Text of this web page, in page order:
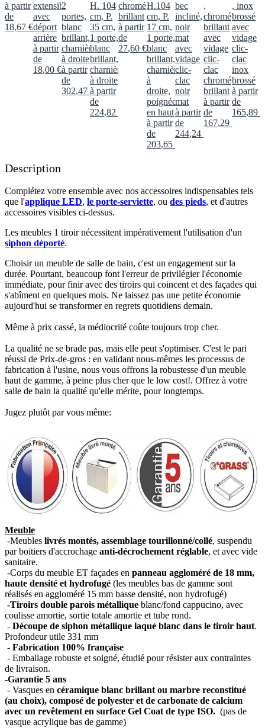
à partir
de
18,67 €
extensible
avec
déport
arrière
à partir
de
18,00 €
2
portes,
blanc
brillant,
charnières
à droite
à partir
de
302,47 €
H. 104
cm, P.
35 cm,
1 porte,
blanc
brillant,
charnières
à droite
à partir
de
224,82
chromé
brillant
à partir
de
27,60 €
H.104
cm, P.
17 cm,
1 porte,
blanc
brillant,
charnières
à
droite,
poignée
en haut
à partir
de
203,65
bec
incliné,
noir
mat
avec
vidage
clic-
clac
noir
mat
à partir
de
244,24
,
chromé
brillant
avec
vidage
clic-
clac
chromé
brillant
à partir
de
167,29
, inox
brossé
avec
vidage
clic-
clac
inox
brossé
à partir
de
165,89
Description
Complétez votre ensemble avec nos accessoires indispensables tels
que l'applique LED, le porte-serviette, ou des pieds, et d'autres
accessoires visibles ci-dessus.​
Les meubles 1 tiroir nécessitent impérativement l'utilisation d'un
siphon déporté.​
Choisir un meuble de salle de bain, c'est un engagement sur la
durée. Pourtant, beaucoup font l'erreur de privilégier l'économie
immédiate, pour finir avec des tiroirs qui coincent et des façades qui
s'abîment en quelques mois. Ne laissez pas une petite économie
aujourd'hui se transformer en regrets quotidiens demain.
Même à prix cassé, la médiocrité coûte toujours trop cher.
La qualité ne se brade pas, mais elle peut s'optimiser. C'est le pari
réussi de Prix-de-gros : en validant nous-mêmes les processus de
fabrication à l'usine, nous vous offrons la robustesse d'un meuble
haut de gamme, à peine plus cher que le low cost!. Offrez à votre
salle de bain la qualité qu'elle mérite, pour longtemps.
Jugez plutôt par vous même:
Meuble
-Meubles livrés montés, assemblage tourillonné/collé, suspendu
par boitiers d'accrochage anti-décrochement réglable, et avec vide
sanitaire.
-Corps du meuble ET façades en panneau aggloméré de 18 mm,
haute densité et hydrofugé (les meubles bas de gamme sont
réalisés en aggloméré 15 mm basse densité, non hydrofugé)
-Tiroirs double parois métallique blanc/fond cappucino, avec
coulisse amortie, sortie totale amortie et tube rond.
- Découpe de siphon métallique laqué blanc dans le tiroir haut.
Profondeur utile 331 mm
- Fabrication 100% française
- Emballage robuste et soigné, étudié pour résister aux contraintes
de livraison.
-Garantie 5 ans
- Vasques en céramique blanc brillant ou marbre reconstitué
(au choix), composé de polyester et de carbonate de calcium
avec un revêtement en surface Gel Coat de type ISO. (pas de
vasque acrylique bas de gamme)